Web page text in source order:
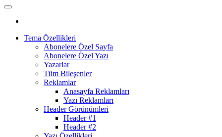
Tema Özellikleri
Abonelere Özel Sayfa
Abonelere Özel Yazı
Yazarlar
Tüm Bileşenler
Reklamlar
Anasayfa Reklamları
Yazı Reklamları
Header Görünümleri
Header #1
Header #2